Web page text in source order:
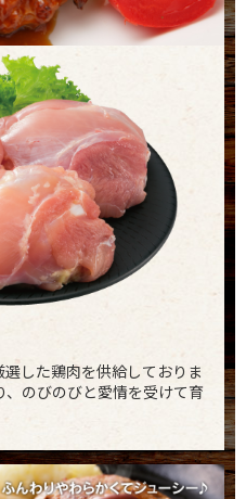
した鶏肉を供給しておりま
のびのびと愛情を受けて育